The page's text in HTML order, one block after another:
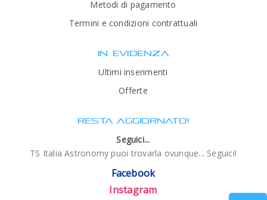
Metodi di pagamento
Termini e condizioni contrattuali
IN EVIDENZA
Ultimi inserimenti
Offerte
RESTA AGGIORNATO!
Seguici...
TS Italia Astronomy puoi trovarla ovunque... Seguici!
Facebook
Instagram